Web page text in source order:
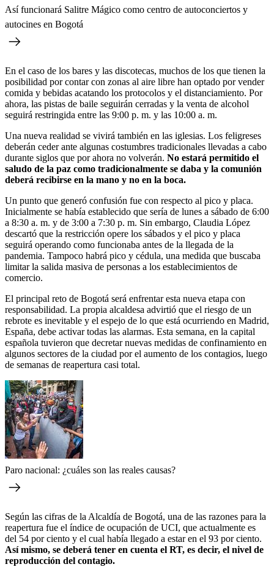
Así funcionará Salitre Mágico como centro de autoconciertos y
autocines en Bogotá
En el caso de los bares y las discotecas, muchos de los que tienen la
posibilidad por contar con zonas al aire libre han optado por vender
comida y bebidas acatando los protocolos y el distanciamiento. Por
ahora, las pistas de baile seguirán cerradas y la venta de alcohol
seguirá restringida entre las 9:00 p. m. y las 10:00 a. m.
Una nueva realidad se vivirá también en las iglesias. Los feligreses
deberán ceder ante algunas costumbres tradicionales llevadas a cabo
durante siglos que por ahora no volverán. No estará permitido el
saludo de la paz como tradicionalmente se daba y la comunión
deberá recibirse en la mano y no en la boca.
Un punto que generó confusión fue con respecto al pico y placa.
Inicialmente se había establecido que sería de lunes a sábado de 6:00
a 8:30 a. m. y de 3:00 a 7:30 p. m. Sin embargo, Claudia López
descartó que la restricción opere los sábados y el pico y placa
seguirá operando como funcionaba antes de la llegada de la
pandemia. Tampoco habrá pico y cédula, una medida que buscaba
limitar la salida masiva de personas a los establecimientos de
comercio.
El principal reto de Bogotá será enfrentar esta nueva etapa con
responsabilidad. La propia alcaldesa advirtió que el riesgo de un
rebrote es inevitable y el espejo de lo que está ocurriendo en Madrid,
España, debe activar todas las alarmas. Esta semana, en la capital
española tuvieron que decretar nuevas medidas de confinamiento en
algunos sectores de la ciudad por el aumento de los contagios, luego
de semanas de reapertura casi total.
Paro nacional: ¿cuáles son las reales causas?
Según las cifras de la Alcaldía de Bogotá, una de las razones para la
reapertura fue el índice de ocupación de UCI, que actualmente es
del 54 por ciento y el cual había llegado a estar en el 93 por ciento.
Así mismo, se deberá tener en cuenta el RT, es decir, el nivel de
reproducción del contagio.